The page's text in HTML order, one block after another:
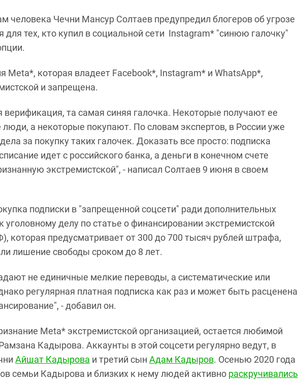
человека Чечни Мансур Солтаев предупредил блогеров об угрозе
для тех, кто купил в социальной сети Instagram* "синюю галочку"
Meta*, которая владеет Facebook*, Instagram* и WhatsApp*,
и запрещена.
верификация, та самая синяя галочка. Некоторые получают ее
люди, а некоторые покупают. По словам экспертов, в России уже
за покупку таких галочек. Доказать все просто: подписка
идет с российского банка, а деньги в конечном счете
экстремистской", - написал Солтаев 9 июня в своем
подписки в "запрещенной соцсети" ради дополнительных
делу по статье о финансировании экстремистской
которая предусматривает от 300 до 700 тысяч рублей штрафа,
лишение свободы сроком до 8 лет.
не единичные мелкие переводы, а систематические или
регулярная платная подписка как раз и может быть расценена
- добавил он.
Meta* экстремистской организацией, остается любимой
Кадырова. Аккаунты в этой соцсети регулярно ведут, в
Айшат Кадырова и третий сын Адам Кадыров. Осенью 2020 года
семьи Кадырова и близких к нему людей активно раскручивались